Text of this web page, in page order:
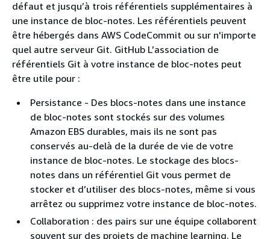
défaut et jusqu’à trois référentiels supplémentaires à
une instance de bloc-notes. Les référentiels peuvent
être hébergés dans AWS CodeCommit ou sur n'importe
quel autre serveur Git. GitHub L’association de
référentiels Git à votre instance de bloc-notes peut
être utile pour :
Persistance - Des blocs-notes dans une instance
de bloc-notes sont stockés sur des volumes
Amazon EBS durables, mais ils ne sont pas
conservés au-delà de la durée de vie de votre
instance de bloc-notes. Le stockage des blocs-
notes dans un référentiel Git vous permet de
stocker et d’utiliser des blocs-notes, même si vous
arrêtez ou supprimez votre instance de bloc-notes.
Collaboration : des pairs sur une équipe collaborent
souvent sur des projets de machine learning. Le